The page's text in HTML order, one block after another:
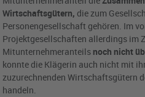
Wirtschaftsgütern, die zum
Personengesellschaft gehören. Im
Projektgesellschaften allerdings im
Mitunternehmeranteils noch nicht
konnte die Klägerin auch nicht mit
zuzurechnenden Wirtschaftsgütern
handeln.